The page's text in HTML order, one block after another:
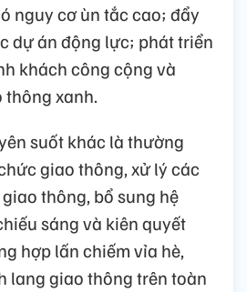
nguy cơ ùn tắc cao; đẩy
dự án động lực; phát triển
khách công cộng và
xanh.
suốt khác là thường
giao thông, xử lý các
thông, bổ sung hệ
sáng và kiên quyết
hợp lấn chiếm vỉa hè,
lang giao thông trên toàn